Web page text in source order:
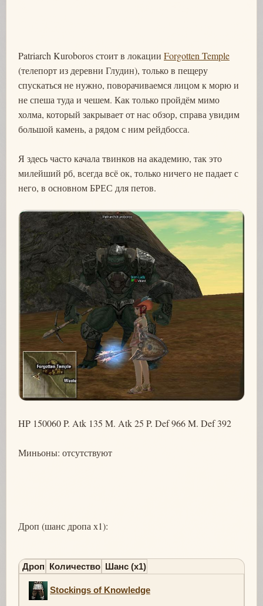
Patriarch Kuroboros стоит в локации Forgotten Temple
(телепорт из деревни Глудин), только в пещеру
спускаться не нужно, поворачиваемся лицом к морю и
не спеша туда и чешем. Как только пройдём мимо
холма, который закрывает от нас обзор, справа увидим
большой камень, а рядом с ним рейдбосса.
Я здесь часто качала твинков на академию, так это
милейший рб, всегда всё ок, только ничего не падает с
него, в основном БРЕС для петов.
HP 150060 P. Atk 135 M. Atk 25 P. Def 966 M. Def 392
Миньоны: отсутствуют
Дроп (шанс дропа х1):
Дроп Количество Шанс (х1)
Stockings of Knowledge